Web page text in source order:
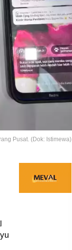
Pusat. (Dok: Istimewa)